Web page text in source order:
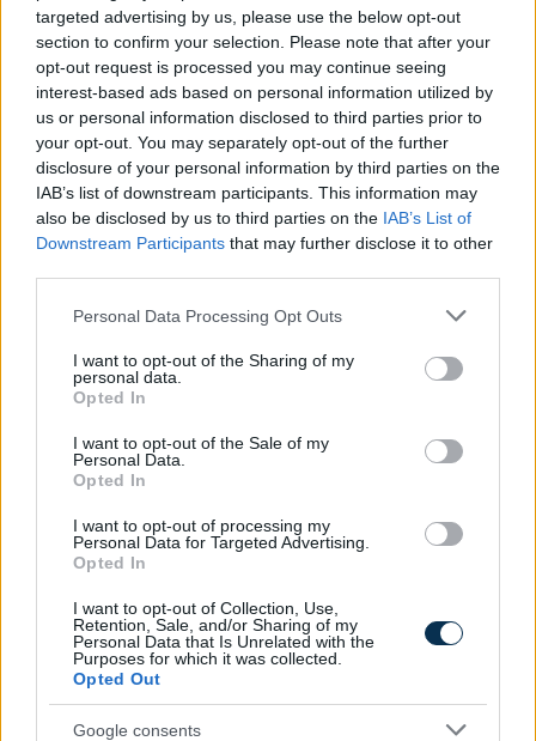
targeted advertising by us, please use the below opt-out
section to confirm your selection. Please note that after your
opt-out request is processed you may continue seeing
interest-based ads based on personal information utilized by
us or personal information disclosed to third parties prior to
your opt-out. You may separately opt-out of the further
disclosure of your personal information by third parties on the
IAB’s list of downstream participants. This information may
also be disclosed by us to third parties on the IAB’s List of
Downstream Participants that may further disclose it to other
Please note that this website/app uses one or more Google
not limited to your visit or usage behaviour. You may click to
grant or deny consent to Google and its third-party tags to
use your data for below specified purposes in below Google
consent section.
Personal Data Processing Opt Outs
I want to opt-out of the Sharing of my
personal data.
Opted In
I want to opt-out of the Sale of my
Personal Data.
Opted In
I want to opt-out of processing my
Personal Data for Targeted Advertising.
Opted In
I want to opt-out of Collection, Use,
Retention, Sale, and/or Sharing of my
Personal Data that Is Unrelated with the
Purposes for which it was collected.
Opted Out
Google consents
energiafogyasztás-csökkentésre kérte.
A tudatos energiahasználat mellett
fontos arra is figyelni, hogy az
energiatakarékosság vagy egy
esetleges átmeneti áramellátási zavar
ne veszélyeztesse az élelmiszerek
biztonságát.
Hány nap szabadság jár
nekem évente az
életkorom, gyermekeim
és munkaviszonyom
alapján?
Miért az egyik legfontosabb
munkavállalói kérdés a szabadság?
Kórházi ellátás esetén
általában 50 százalék
táppénz jár: mit jelent
ez a gyakorlatban?